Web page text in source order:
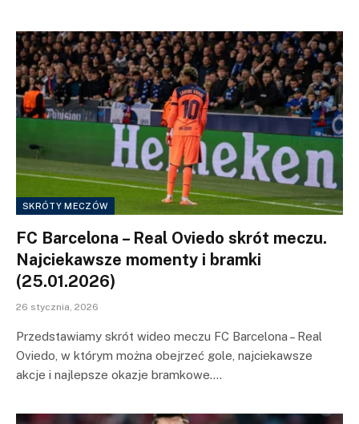
SKRÓTY MECZÓW
FC Barcelona – Real Oviedo skrót meczu.
Najciekawsze momenty i bramki
(25.01.2026)
26 stycznia, 2026
Przedstawiamy skrót wideo meczu FC Barcelona – Real
Oviedo, w którym można obejrzeć gole, najciekawsze
akcje i najlepsze okazje bramkowe.…